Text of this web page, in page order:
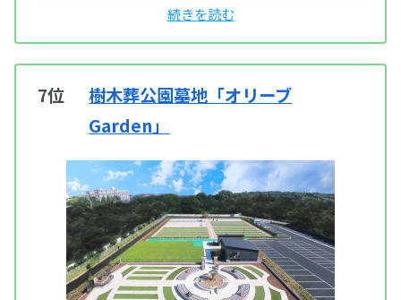
7位
樹木葬公園墓地「オリーブ
Garden」